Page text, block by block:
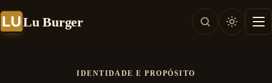
Lu Burger
IDENTIDADE E PROPÓSITO